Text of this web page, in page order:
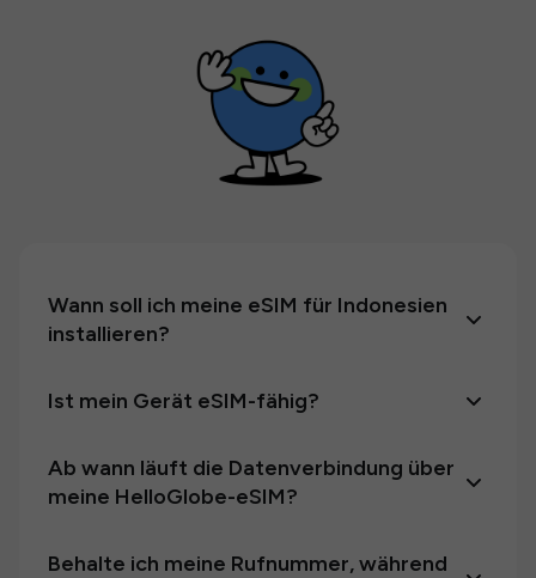
Wann soll ich meine eSIM für Indonesien
installieren?
Ist mein Gerät eSIM-fähig?
Ab wann läuft die Datenverbindung über
meine HelloGlobe-eSIM?
Behalte ich meine Rufnummer, während